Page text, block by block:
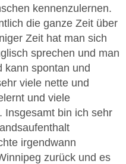
kennenzulernen.
die ganze Zeit über
Zeit hat man sich
sprechen und man
kann spontan und
viele nette und
und viele
Insgesamt bin ich sehr
irgendwann
zurück und es